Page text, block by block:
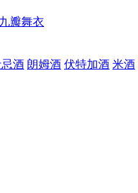
酒 朗姆酒 伏特加酒 米酒